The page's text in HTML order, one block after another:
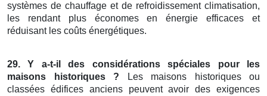
systèmes de chauffage et de refroidissement climatisation,
les rendant plus économes en énergie efficaces et
réduisant les coûts énergétiques.
29. Y a-t-il des considérations spéciales pour les
maisons historiques ? Les maisons historiques ou
classées édifices anciens peuvent avoir des exigences